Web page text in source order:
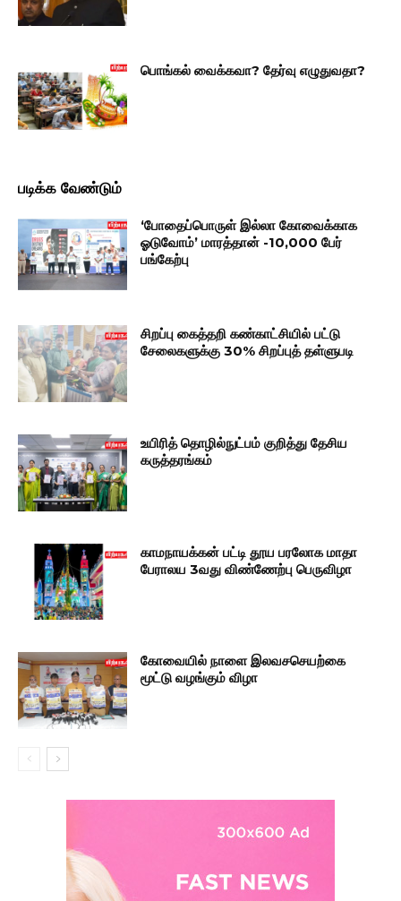
பொங்கல் வைக்கவா? தேர்வு எழுதுவதா?
படிக்க வேண்டும்
‘போதைப்பொருள் இல்லா கோவைக்காக
ஓடுவோம்’ மாரத்தான் -10,000 பேர்
பங்கேற்பு
சிறப்பு கைத்தறி கண்காட்சியில் பட்டு
சேலைகளுக்கு 30% சிறப்புத் தள்ளுபடி
உயிரித் தொழில்நுட்பம் குறித்து தேசிய
கருத்தரங்கம்
காமநாயக்கன் பட்டி தூய பரலோக மாதா
பேராலய 3வது விண்ணேற்பு பெருவிழா
கோவையில் நாளை இலவசசெயற்கை
மூட்டு வழங்கும் விழா